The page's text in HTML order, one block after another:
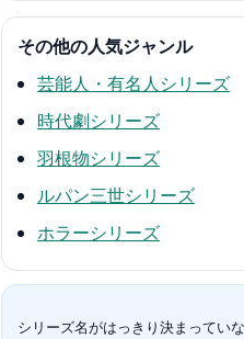
その他の人気ジャンル
芸能人・有名人シリーズ
時代劇シリーズ
羽根物シリーズ
ルパン三世シリーズ
ホラーシリーズ
シリーズ名がはっきり決まってい